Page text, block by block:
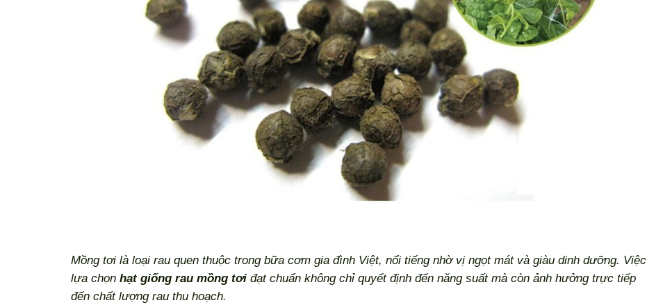
Mồng tơi là loại rau quen thuộc trong bữa cơm gia đình Việt, nổi tiếng nhờ vị ngọt mát và giàu dinh dưỡng. Việc
lựa chọn hạt giống rau mồng tơi đạt chuẩn không chỉ quyết định đến năng suất mà còn ảnh hưởng trực tiếp
đến chất lượng rau thu hoạch.